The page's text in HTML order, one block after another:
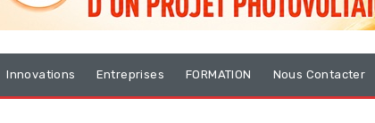
Innovations Entreprises FORMATION Nous Contacter